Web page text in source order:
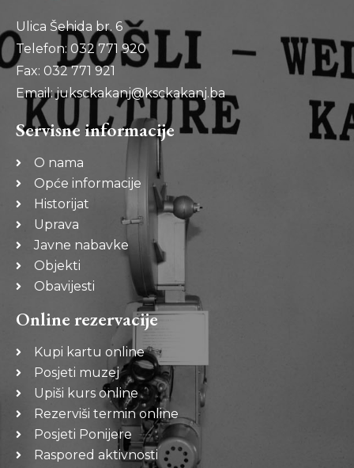
Ulica Šehida br. 6
Telefon: 032 771 920
Fax: 032 771 921
Email: juksckakanj@ksckakanj.ba
Servisne informacije
O nama
Opće informacije
Historijat
Uprava
Javne nabavke
Objekti
Obavijesti
Online rezervacije
Kupi kartu online
Posjeti muzej
Upiši kurs online
Rezerviši termin online
Posjeti Ponijere
Raspored aktivnosti